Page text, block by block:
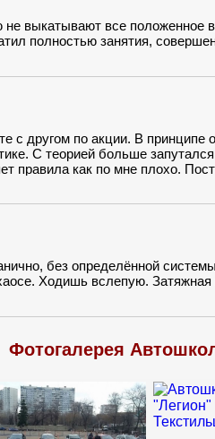
выкатывают все положенное
полностью занятия,
с другом по акции. В
С теорией больше
правила как по мне плохо.
но не покидало ощущение
без определённой
Ходишь вслепую.
Фотогалерея